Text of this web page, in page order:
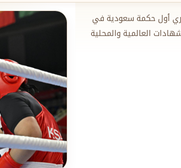
أول حكمة سعودية في
العالمية والمحلية